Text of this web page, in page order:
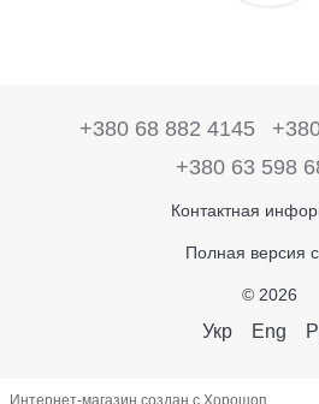
+380 68 882 4145
+380 63 598
Контактная
Полная версия
© 2026
Укр Eng